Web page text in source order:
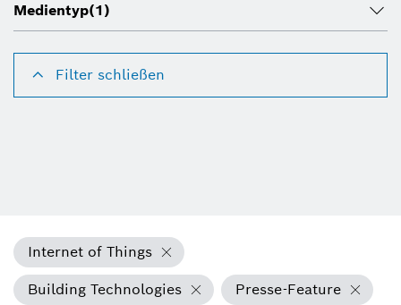
Medientyp(1)
Filter schließen
Internet of Things
Building Technologies
Presse-Feature